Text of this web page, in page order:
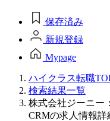
保存済み
新規登録
Mypage
ハイクラス転職
検索結果一覧
株式会社ジーニー
CRMの求人情報詳